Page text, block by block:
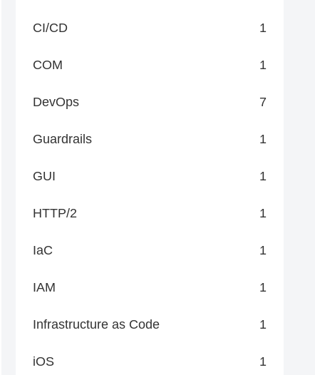
CI/CD 1
COM 1
DevOps 7
Guardrails 1
GUI 1
HTTP/2 1
IaC 1
IAM 1
Infrastructure as Code 1
iOS 1